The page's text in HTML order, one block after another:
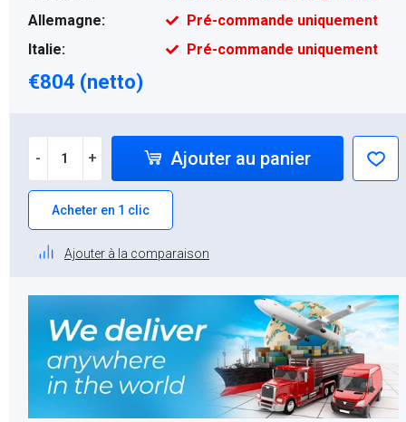
Allemagne:
Pré-commande uniquement
Italie:
Pré-commande uniquement
€804 (netto)
- + Ajouter au panier
Acheter en 1 clic
Ajouter à la comparaison